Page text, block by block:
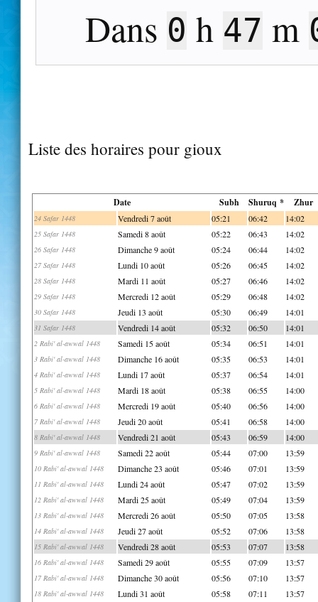
Dans 0 h 47 m
Liste des horaires pour gioux
Date Subh Shuruq * Zhur
24 Safar 1448 Vendredi 7 août 05:21 06:42 14:02
25 Safar 1448 Samedi 8 août 05:22 06:43 14:02
26 Safar 1448 Dimanche 9 août 05:24 06:44 14:02
27 Safar 1448 Lundi 10 août 05:26 06:45 14:02
28 Safar 1448 Mardi 11 août 05:27 06:46 14:02
29 Safar 1448 Mercredi 12 août 05:29 06:48 14:02
30 Safar 1448 Jeudi 13 août 05:30 06:49 14:01
31 Safar 1448 Vendredi 14 août 05:32 06:50 14:01
2 Rabi' al-awwal 1448 Samedi 15 août 05:34 06:51 14:01
3 Rabi' al-awwal 1448 Dimanche 16 août 05:35 06:53 14:01
4 Rabi' al-awwal 1448 Lundi 17 août 05:37 06:54 14:01
5 Rabi' al-awwal 1448 Mardi 18 août 05:38 06:55 14:00
6 Rabi' al-awwal 1448 Mercredi 19 août 05:40 06:56 14:00
7 Rabi' al-awwal 1448 Jeudi 20 août 05:41 06:58 14:00
8 Rabi' al-awwal 1448 Vendredi 21 août 05:43 06:59 14:00
9 Rabi' al-awwal 1448 Samedi 22 août 05:44 07:00 13:59
10 Rabi' al-awwal 1448 Dimanche 23 août 05:46 07:01 13:59
11 Rabi' al-awwal 1448 Lundi 24 août 05:47 07:02 13:59
12 Rabi' al-awwal 1448 Mardi 25 août 05:49 07:04 13:59
13 Rabi' al-awwal 1448 Mercredi 26 août 05:50 07:05 13:58
14 Rabi' al-awwal 1448 Jeudi 27 août 05:52 07:06 13:58
15 Rabi' al-awwal 1448 Vendredi 28 août 05:53 07:07 13:58
16 Rabi' al-awwal 1448 Samedi 29 août 05:55 07:09 13:57
17 Rabi' al-awwal 1448 Dimanche 30 août 05:56 07:10 13:57
18 Rabi' al-awwal 1448 Lundi 31 août 05:58 07:11 13:57